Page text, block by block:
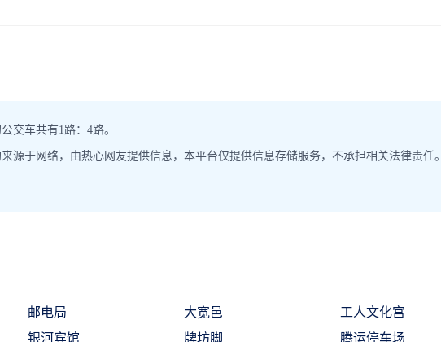
交车共有1路：4路。
源于网络，由热心网友提供信息，本平台仅提供信息存储服务，不承担相关法律责任
邮电局 大宽邑 工人文化宫
银河宾馆 牌坊脚 腾运停车场